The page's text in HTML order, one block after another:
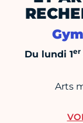
Du lundi 1er
Arts